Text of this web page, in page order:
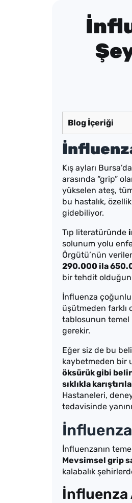
Blog İçeriği
Kış ayları
arasında “grip”
yükselen ateş,
bu hastalık,
gidebiliyor.
Tıp literatüründe
solunum yolu
Örgütü’nün
290.000 ila
bir tehdit
İnfluenza
üşütmeden farklı
tablosunun temel
gerekir.
Eğer siz de bu
kaybetmeden bir
öksürük gibi
sıklıkla
Hastaneleri,
tedavisinde
İnfluenzanın
Mevsimsel grip
kalabalık
İnfluenza